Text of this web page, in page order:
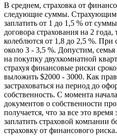
В среднем, страховка от
следующие суммы.
заплатить от 1 до 1,5 % от
договора страхования на 2
колеблются от 1,8 до 2,5 %. При
около 3 - 3,5 %. Допустим,
на покупку двухкомнатной
страхуя финансовые риски
выложить $2000 - 3000. Как
застраховаться на период до
собственность. С момента
документов о собственности
получается, что за все это
заплатить страховой компании
страховку от финансового риска.